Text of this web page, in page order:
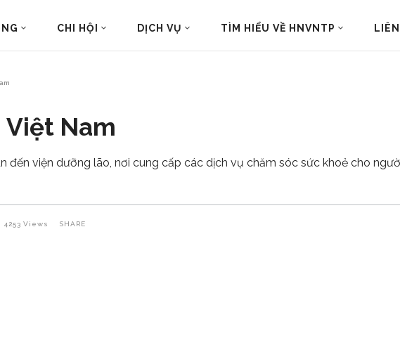
CHI HỘI DỊCH VỤ TÌM HIỂU VỀ HNVNTP
Việt Nam
đến viện dưỡng lão, nơi cung cấp các dịch vụ chăm sóc sức khoẻ cho
4253 Views SHARE